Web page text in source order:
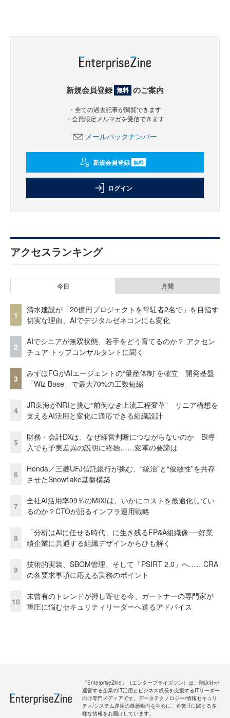
新規会員登録 無料 のご案内
・全ての過去記事が閲覧できます
・会員限定メルマガを受信できます
メールバックナンバー
新規会員登録 無料
ログイン
アクセスランキング
今日 月間
1
清水建設が「20億円プロジェクトを常駐者2名で」を目指す
切実な理由、AIでデジタルゼネコンにも変化
2
AIでシニアが無双状態、若手をどう育てるのか？ アクセン
チュア トップコンサルタントに聞く
3
みずほFGがAIエージェントの“量産体制”を確立 開発基盤
「Wiz Base」で最大70%の工数短縮
4
JR東海がNRIと挑む“前例なき上流工程変革” リニア構想を
支えるAI活用と変化に適応できる組織設計
5
財務・会計DXは、なぜ経営判断につながらないのか BI導
入でも予実差異の説明に終始……変革の要諦は
6
Honda／三菱UFJ信託銀行が挑む、“統治”と“俊敏性”を共存
させたSnowflake基盤構築
7
全社AI活用率99％のMIXIは、いかにコストを最適化してい
るのか？CTOが語るインフラ運用戦略
8
「分析はAIに任せる時代」に生き残るFP&A組織像──好業
績企業に共通する組織デザインからひも解く
9
技術的実装、SBOM管理、そして「PSIRT 2.0」へ……CRA
の各要求事項に応える実務のポイント
10
未曾有のトレンドが押し寄せる今、ガートナーの専門家が
重圧に悩むセキュリティリーダーへ送るアドバイス
「EnterpriseZine」（エンタープライズジン）は、翔泳社が
運営する企業のIT活用とビジネス成長を支援するITリーダー
向け専門メディアです。データテクノロジー/情報セキュリ
ティ/システム運用の最新動向を中心に、企業ITに関する多
様な情報をお届けしています。